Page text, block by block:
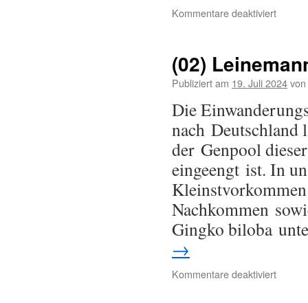
Kommentare deaktiviert
(02)
Publiziert am 19. Juli 2024von
Die
nach Deutschland
der Genpool
eingeengt ist. In
Nachkommen
Gingko biloba
→
Kommentare deaktiviert